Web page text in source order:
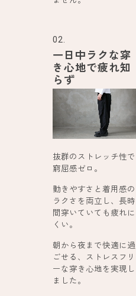
02.
一日中ラクな穿
き心地で疲れ知
らず
抜群のストレッチ性で
窮屈感ゼロ。
動きやすさと着用感の
ラクさを両立し、長時
間穿いていても疲れに
くい。
朝から夜まで快適に過
ごせる、ストレスフリ
ーな穿き心地を実現し
ました。